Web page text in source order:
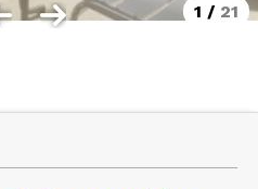
mécaniques VTT
FAQ
VOUS !
1 / 21